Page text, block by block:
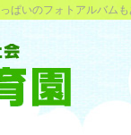
いのフォトアルバム